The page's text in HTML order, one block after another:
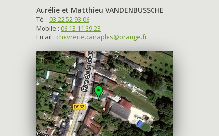
Aurélie et Matthieu VANDENBUSSCHE
Tél : 03 22 52 93 06
Mobile : 06 13 11 39 23
Email : chevrerie.canaples@orange.fr